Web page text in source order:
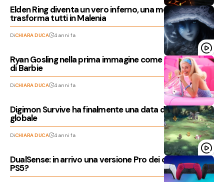
Elden Ring diventa un vero inferno, una mod
trasforma tutti in Malenia
DiCHIARA DUCA 4 anni fa
Ryan Gosling nella prima immagine come Ken nel film
di Barbie
DiCHIARA DUCA 4 anni fa
Digimon Survive ha finalmente una data d’uscita
globale
DiCHIARA DUCA 4 anni fa
DualSense: in arrivo una versione Pro dei controller
PS5?